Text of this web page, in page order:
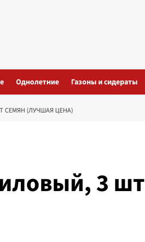
Однолетние Газоны и сидераты
(ЛУЧШАЯ ЦЕНА)
3 шт